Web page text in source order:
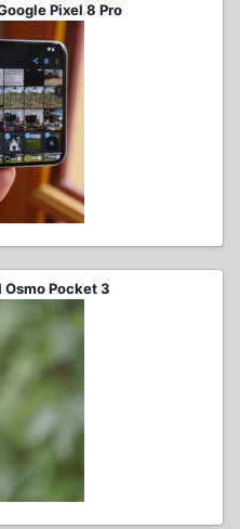
Pixel 8 Pro
Osmo Pocket 3